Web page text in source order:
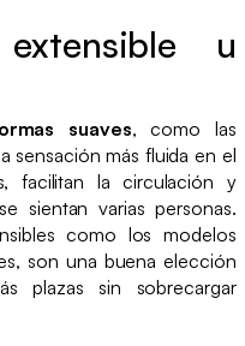
u
suaves, como las
sensación más fluida en el
facilitan la circulación y
sientan varias personas.
como los modelos
son una buena elección
plazas sin sobrecargar